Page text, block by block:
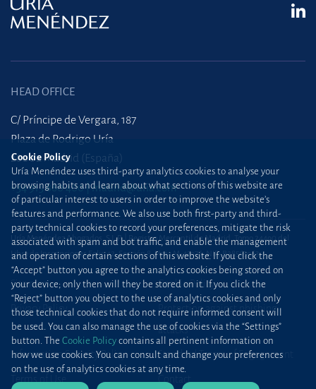
HEAD OFFICE
C/ Príncipe de Vergara, 187
Plaza de Rodrigo Uría
28002 Madrid (España)
+34 915 860 400 madrid@uria.com
Uría Menéndez Abogados, S.L.P. | Registro Mercantil de Madrid, Tomo 24490 del
Libro de Inscripciones Folio 42, Sección 8, Hoja M-43976. NIF: B28563963
Site map Cookie Policy
Privacy Policy
Protection against phishing
attacks
Information Security Policy Standard Terms of Engagement
Cookie Policy
Uría Menéndez uses third-party analytics cookies to analyse your
browsing habits and learn about what sections of this website are
of particular interest to users in order to improve the website’s
features and performance. We also use both first-party and third-
party technical cookies to record your preferences, mitigate the risk
associated with spam and bot traffic, and enable the management
and operation of certain sections of this website. If you click the
“Accept” button you agree to the analytics cookies being stored on
your device; only then will they be stored on it. If you click the
“Reject” button you object to the use of analytics cookies and only
those technical cookies that do not require informed consent will
be used. You can also manage the use of cookies via the “Settings”
button. The Cookie Policy contains all pertinent information on
how we use cookies. You can consult and change your preferences
on the use of analytics cookies at any time.